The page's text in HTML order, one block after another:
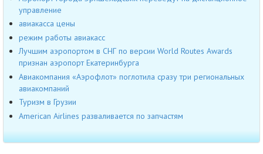
управление
авиакасса цены
режим работы авиакасс
Лучшим аэропортом в СНГ по версии World Routes Awards
признан аэропорт Екатеринбурга
Авиакомпания «Аэрофлот» поглотила сразу три региональных
авиакомпаний
Туризм в Грузии
American Airlines разваливается по запчастям